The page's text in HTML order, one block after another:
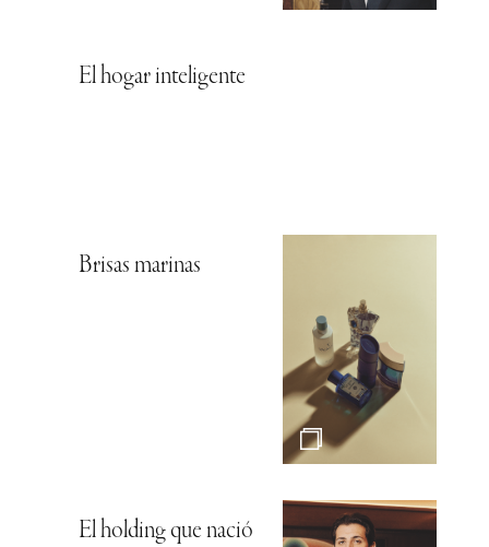
El hogar inteligente
Brisas marinas
El holding que nació